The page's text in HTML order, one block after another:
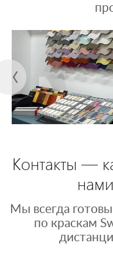
Контакты —
Мы всегда
по краскам